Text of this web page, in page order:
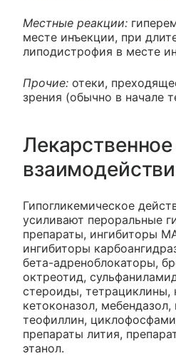
Местные реакции:
месте инъекции, при
липодистрофия в месте
Прочие: отеки,
зрения (обычно в начале
Лекарственное
Гипогликемическое
усиливают пероральные
препараты, ингибиторы
ингибиторы
бета-адреноблокаторы,
октреотид,
стероиды, тетрациклины,
кетоконазол,
теофиллин,
препараты лития,
этанол.